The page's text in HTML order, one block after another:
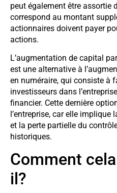
peut également être assortie
correspond au montant
actionnaires doivent payer
actions.
L’augmentation de capital
est une alternative à
en numéraire, qui consiste à
investisseurs dans
financier. Cette dernière
l’entreprise, car elle
et la perte partielle du
historiques.
Comment
il?